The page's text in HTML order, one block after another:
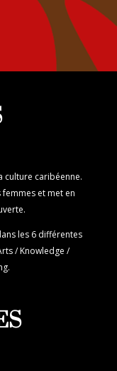
culture caribéenne.
et met en
les 6 différentes
/ Knowledge /